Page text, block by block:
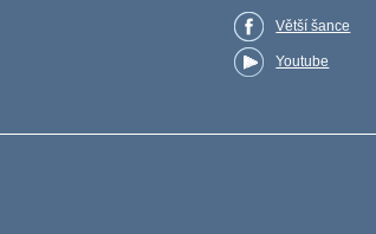
Větší šance
Youtube